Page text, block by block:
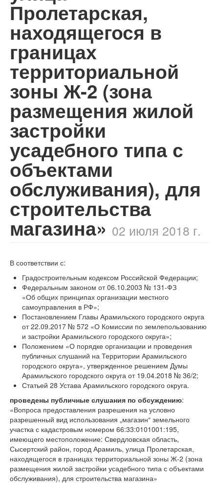
Пролетарская,
находящегося в
границах
территориальной
зоны Ж-2 (зона
размещения жилой
застройки
усадебного типа с
объектами
обслуживания), для
строительства
магазина» 02 июля 2018 г.
В соответствии с:
Градостроительным кодексом Российской Федерации;
Федеральным законом от 06.10.2003 № 131-ФЗ
«Об общих принципах организации местного
самоуправления в РФ»;
Постановлением Главы Арамильского городского округа
от 22.09.2017 № 572 «О Комиссии по землепользованию
и застройки Арамильского городского округа»;
Положением «О порядке организации и проведения
публичных слушаний на Территории Арамильского
городского округа», утвержденное решением Думы
Арамильского городского округа от 19.04.2018 № 36/2;
Статьей 28 Устава Арамильского городского округа.
проведены публичные слушания по обсуждению:
«Вопроса предоставления разрешения на условно
разрешенный вид использования „магазин“ земельного
участка с кадастровым номером 66:33:0101001:195,
имеющего местоположение: Свердловская область,
Сысертский район, город Арамиль, улица Пролетарская,
находящегося в границах территориальной зоны Ж-2 (зона
размещения жилой застройки усадебного типа с объектами
обслуживания), для строительства магазина»